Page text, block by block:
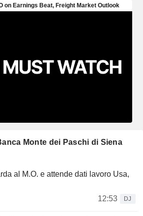
Monte dei Paschi di Siena
al M.O. e attende dati lavoro Usa,
12:53
DJ